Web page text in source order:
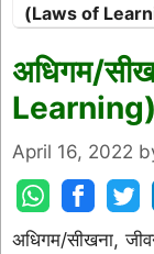
(Laws of
अधिगम/
Learning)
April 16, 2022
अधिगम/सीखना,